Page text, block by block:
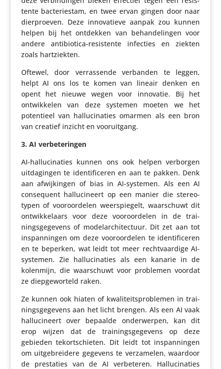
tente bacte­rie­stam, en twee ervan gingen door naar
dier­proeven. Deze inno­va­tieve aanpak zou kunnen
helpen bij het ontdekken van behan­de­lingen voor
andere anti­bi­o­tica-resis­tente infecties en ziekten
zoals hartziekten.
Oftewel, door verras­sende verbanden te leggen,
helpt AI ons los te komen van lineair denken en
opent het nieuwe wegen voor innovatie. Bij het
ontwik­kelen van deze systemen moeten we het
poten­tieel van hallu­ci­na­ties omarmen als een bron
van creatief inzicht en vooruitgang.
3. AI verbe­te­ringen
AI-hallu­ci­na­ties kunnen ons ook helpen verborgen
uitda­gingen te iden­ti­fi­ceren en aan te pakken. Denk
aan afwij­kingen of bias in AI-systemen. Als een AI
conse­quent hallu­ci­neert op een manier die stereo­
typen of voor­oor­delen weer­spie­gelt, waar­schuwt dit
ontwik­ke­laars voor deze voor­oor­delen in de trai­
nings­ge­ge­vens of mode­l­ar­chi­tec­tuur. Dit zet aan tot
inspan­ningen om deze voor­oor­delen te iden­ti­fi­ceren
en te beperken, wat leidt tot meer recht­vaar­dige AI-
systemen. Zie hallu­ci­na­ties als een kanarie in de
kolenmijn, die waar­schuwt voor problemen voordat
ze diep­ge­wor­teld raken.
Ze kunnen ook hiaten of kwali­teits­pro­blemen in trai­
nings­ge­ge­vens aan het licht brengen. Als een AI vaak
hallu­ci­neert over bepaalde onder­werpen, kan dit
erop wijzen dat de trai­nings­ge­ge­vens op deze
gebieden tekort­schieten. Dit leidt tot inspan­ningen
om uitge­brei­dere gegevens te verza­melen, waardoor
de pres­ta­ties van de AI verbe­teren. Hallu­ci­na­ties